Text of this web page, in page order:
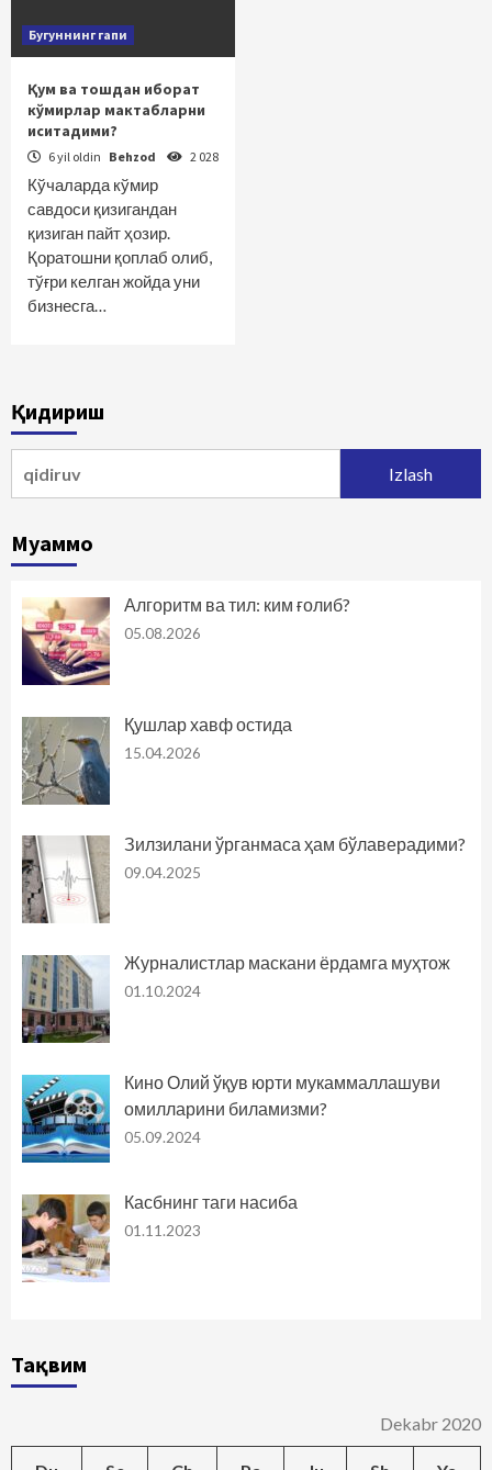
Бугуннинг гапи
Қум ва тошдан иборат
кўмирлар мактабларни
иситадими?
6 yil oldin Behzod 2 028
Кўчаларда кўмир
савдоси қизигандан
қизиган пайт ҳозир.
Қоратошни қоплаб олиб,
тўғри келган жойда уни
бизнесга…
Қидириш
Муаммо
Алгоритм ва тил: ким ғолиб?
05.08.2026
Қушлар хавф остида
15.04.2026
Зилзилани ўрганмаса ҳам бўлаверадими?
09.04.2025
Журналистлар маскани ёрдамга муҳтож
01.10.2024
Кино Олий ўқув юрти мукаммаллашуви
омилларини биламизми?
05.09.2024
Касбнинг таги насиба
01.11.2023
Тақвим
Dekabr 2020